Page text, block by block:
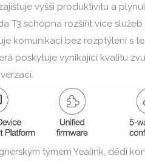
vyšší produktivitu a
T3 schopna rozšířit více
komunikaci bez rozptýlení s
poskytuje vynikající kvalitu
týmem Yealink, dědí